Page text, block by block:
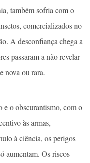
também sofria com o
comercializados no
A desconfiança chega a
passaram a não revelar
nova ou rara.
e o obscurantismo, com o
às armas,
à ciência, os perigos
aumentam. Os riscos